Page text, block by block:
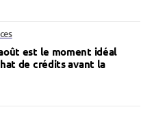
est le moment idéal
de crédits avant la